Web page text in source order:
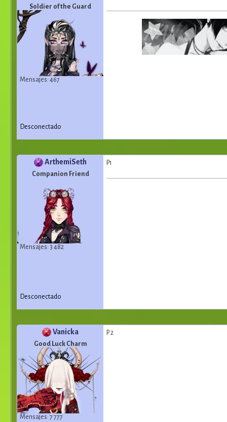
Soldier of the Guard
Mensajes: 467
Desconectado
ArthemiSeth
Companion Friend
Mensajes: 3 482
P1
Desconectado
Vanicka
Good Luck Charm
Mensajes: 7 777
P 2